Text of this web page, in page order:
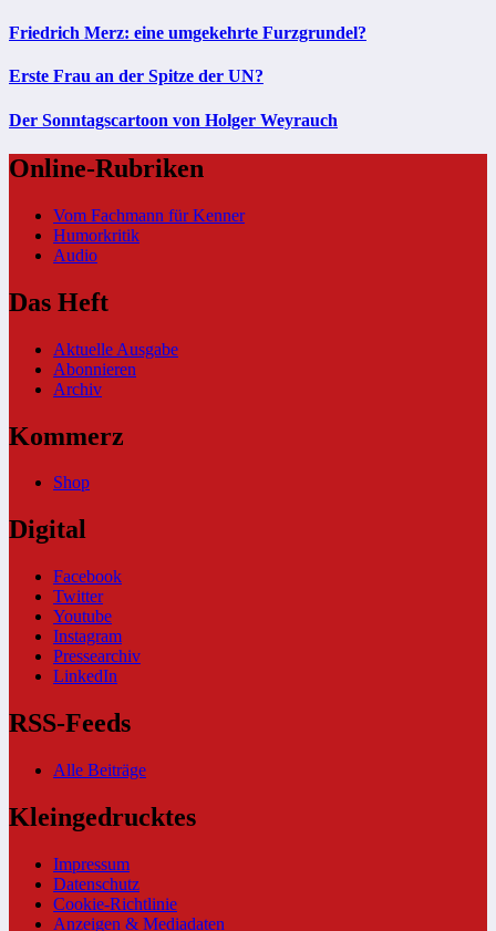
Friedrich Merz: eine umgekehrte Furzgrundel?
Erste Frau an der Spitze der UN?
Der Sonntagscartoon von Holger Weyrauch
Online-Rubriken
Vom Fachmann für Kenner
Humorkritik
Audio
Das Heft
Aktuelle Ausgabe
Abonnieren
Archiv
Kommerz
Shop
Digital
Facebook
Twitter
Youtube
Instagram
Pressearchiv
LinkedIn
RSS-Feeds
Alle Beiträge
Kleingedrucktes
Impressum
Datenschutz
Cookie-Richtlinie
Anzeigen & Mediadaten